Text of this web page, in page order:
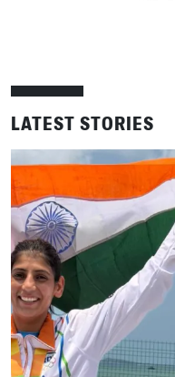
LATEST STORIES